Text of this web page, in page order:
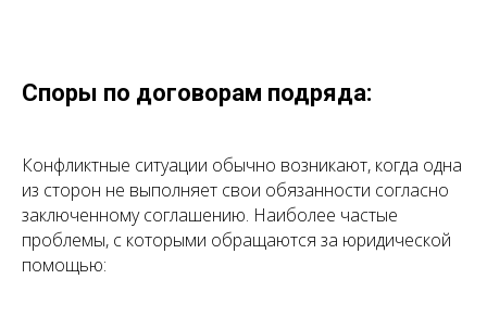
Споры по договорам подряда:
Конфликтные ситуации обычно возникают, когда одна
из сторон не выполняет свои обязанности согласно
заключенному соглашению. Наиболее частые
проблемы, с которыми обращаются за юридической
помощью: